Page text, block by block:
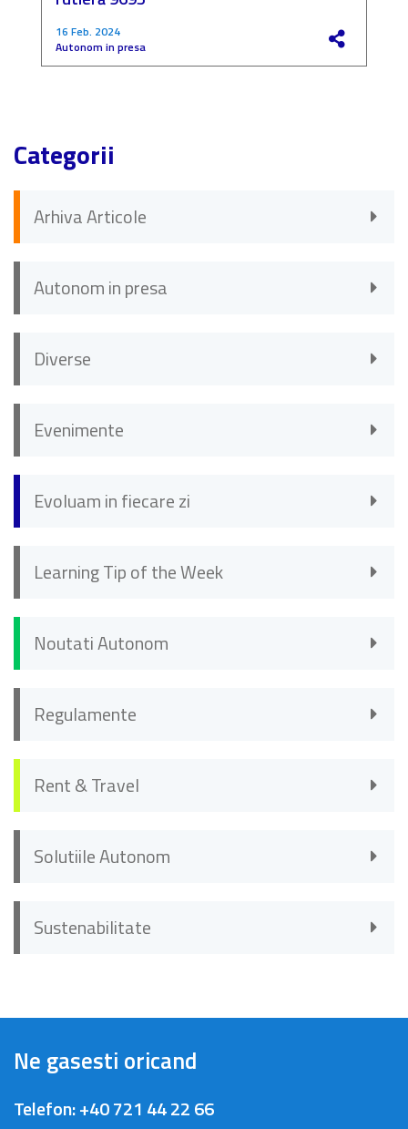
16 Feb. 2024
Autonom in presa
Categorii
Arhiva Articole
Autonom in presa
Diverse
Evenimente
Evoluam in fiecare zi
Learning Tip of the Week
Noutati Autonom
Regulamente
Rent & Travel
Solutiile Autonom
Sustenabilitate
Ne gasesti oricand
Telefon:+40 721 44 22 66